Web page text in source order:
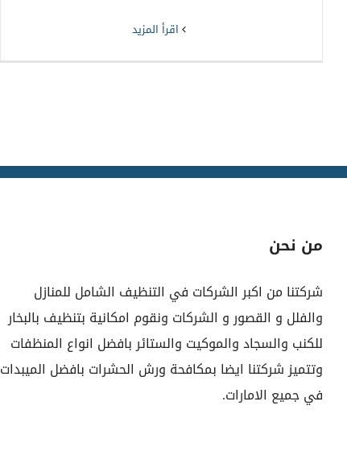
‫اقرأ المزيد
من نحن
شركتنا من اكبر الشركات في التنظيف الشامل للمنازل
والفلل و القصور و الشركات ونقوم امكانية بتنظيف بالبخار
للكنب والسجاد والموكيت والستائر بافضل انواع المنظفات
وتتميز شركتنا ايضا بمكافحة ورش الحشرات بافضل الميبدات
في جميع الامارات.